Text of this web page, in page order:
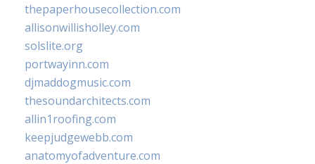
thepaperhousecollection.com
allisonwillisholley.com
solslite.org
portwayinn.com
djmaddogmusic.com
thesoundarchitects.com
allin1roofing.com
keepjudgewebb.com
anatomyofadventure.com